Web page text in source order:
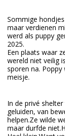
Sommige
maar verdienen
werd als puppy
2025.
Een plaats waar
wereld niet veilig
sporen na.
meisje.
In de privé
geluiden, van
helpen.Ze wilde
maar durfde